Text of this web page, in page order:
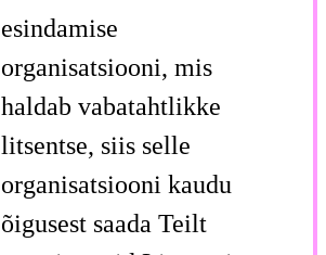
esindamise
organisatsiooni, mis
haldab vabatahtlikke
litsentse, siis selle
organisatsiooni kaudu
õigusest saada Teilt